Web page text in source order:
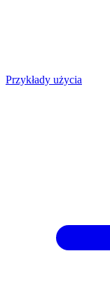
Przykłady użycia